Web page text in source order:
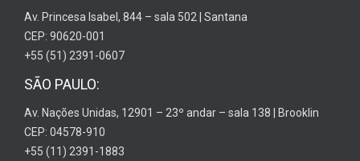
Av. Princesa Isabel, 844 – sala 502 | Santana
CEP: 90620-001
+55 (51) 2391-0607
SÃO PAULO:
Av. Nações Unidas, 12901 – 23º andar – sala 138 | Brooklin
CEP: 04578-910
+55 (11) 2391-1883